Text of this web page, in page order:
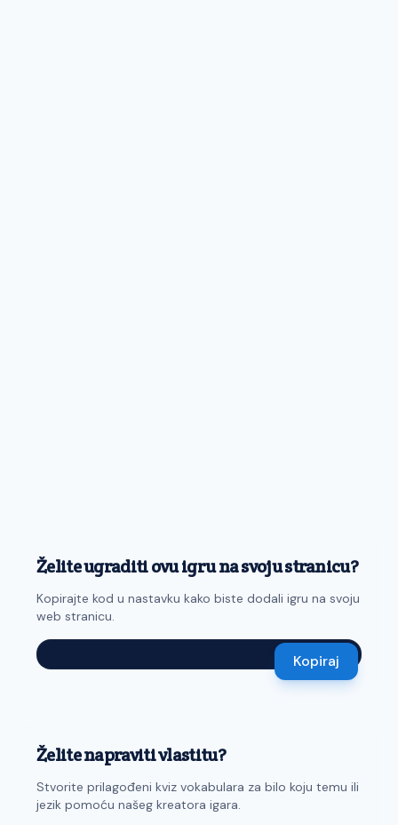
Želite ugraditi ovu igru na svoju stranicu?
Kopirajte kod u nastavku kako biste dodali igru na svoju
web stranicu.
Kopiraj
Želite napraviti vlastitu?
Stvorite prilagođeni kviz vokabulara za bilo koju temu ili
jezik pomoću našeg kreatora igara.